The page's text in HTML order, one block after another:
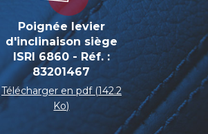
Poignée levier
d'inclinaison siège
ISRI 6860 - Réf. :
83201467
Télécharger en pdf (142.2
Ko)